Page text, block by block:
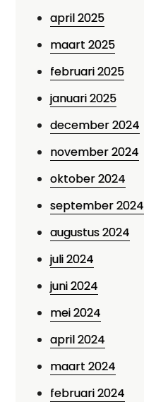
april 2025
maart 2025
februari 2025
januari 2025
december 2024
november 2024
oktober 2024
september 2024
augustus 2024
juli 2024
juni 2024
mei 2024
april 2024
maart 2024
februari 2024